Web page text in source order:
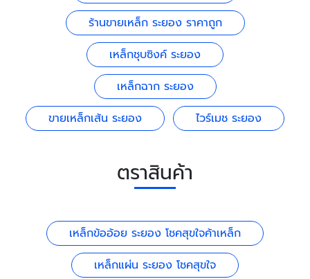
ร้านขายเหล็ก ระยอง ราคาถูก
เหล็กชุบซิงค์ ระยอง
เหล็กฉาก ระยอง
ขายเหล็กเส้น ระยอง
ไวร์เมช ระยอง
ตราสินค้า
เหล็กข้ออ้อย ระยอง โชคสุขใจค้าเหล็ก
เหล็กแผ่น ระยอง โชคสุขใจ